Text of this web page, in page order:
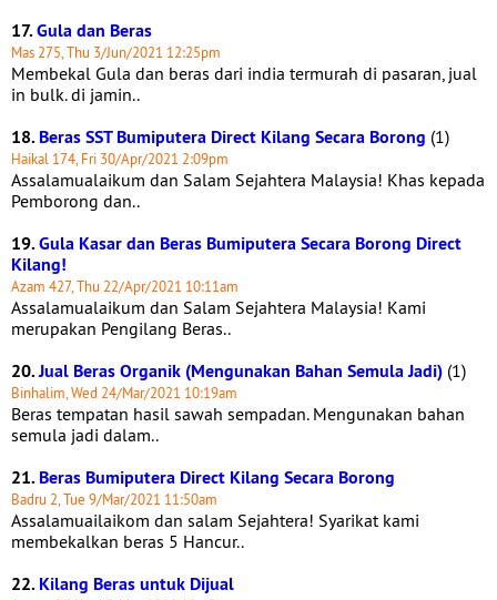
17.Gula dan Beras
Mas 275, Thu 3/Jun/2021 12:25pm
Membekal Gula dan beras dari india termurah di pasaran, jual
in bulk. di jamin..
18.Beras SST Bumiputera Direct Kilang Secara Borong (1)
Haikal 174, Fri 30/Apr/2021 2:09pm
Assalamualaikum dan Salam Sejahtera Malaysia! Khas kepada
Pemborong dan..
19.Gula Kasar dan Beras Bumiputera Secara Borong Direct
Kilang!
Azam 427, Thu 22/Apr/2021 10:11am
Assalamualaikum dan Salam Sejahtera Malaysia! Kami
merupakan Pengilang Beras..
20.Jual Beras Organik (Mengunakan Bahan Semula Jadi) (1)
Binhalim, Wed 24/Mar/2021 10:19am
Beras tempatan hasil sawah sempadan. Mengunakan bahan
semula jadi dalam..
21.Beras Bumiputera Direct Kilang Secara Borong
Badru 2, Tue 9/Mar/2021 11:50am
Assalamuailaikom dan salam Sejahtera! Syarikat kami
membekalkan beras 5 Hancur..
22.Kilang Beras untuk Dijual